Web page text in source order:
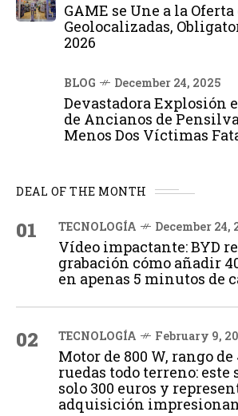
GAME se Une a la
Geolocalizadas,
2026
BLOG December 24, 2025
Devastadora Explosión
de Ancianos de
Menos Dos Víctimas
DEAL OF THE MONTH
01 TECNOLOGÍA December 24,
Vídeo impactante: BYD
grabación cómo añadir
en apenas 5 minutos de
02 TECNOLOGÍA February 9,
Motor de 800 W, rango
ruedas todo terreno: este
solo 300 euros y
adquisición